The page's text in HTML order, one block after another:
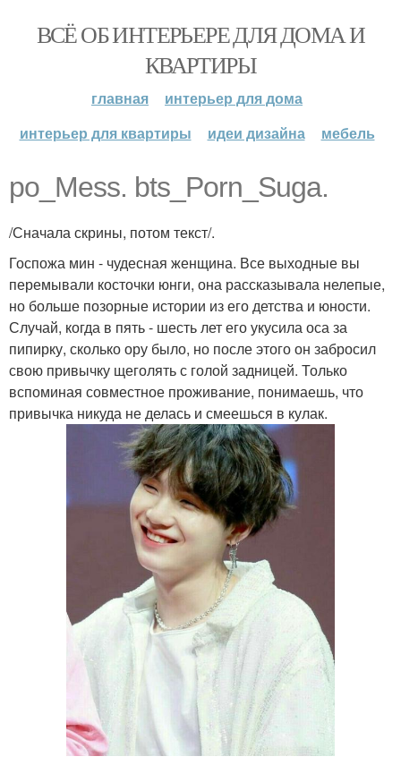
ВСЁ ОБ ИНТЕРЬЕРЕ ДЛЯ ДОМА И
КВАРТИРЫ
главная
интерьер для дома
интерьер для квартиры
идеи дизайна мебель
po_Mess. bts_Porn_Suga.
/Сначала скрины, потом текст/.
Госпожа мин - чудесная женщина. Все выходные вы
перемывали косточки юнги, она рассказывала нелепые,
но больше позорные истории из его детства и юности.
Случай, когда в пять - шесть лет его укусила оса за
пипирку, сколько ору было, но после этого он забросил
свою привычку щеголять с голой задницей. Только
вспоминая совместное проживание, понимаешь, что
привычка никуда не делась и смеешься в кулак.